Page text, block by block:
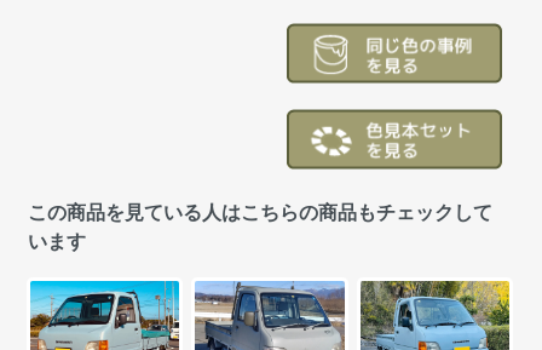
この商品を見ている人はこちらの商品もチェックして
います